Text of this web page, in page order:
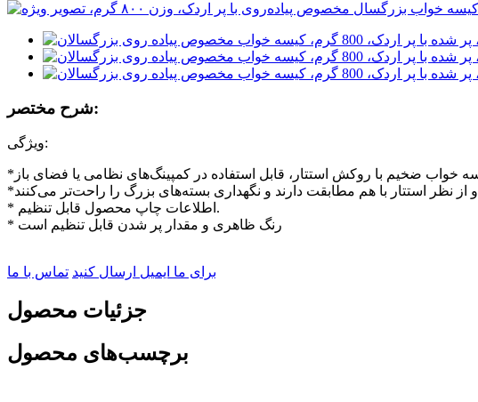
شرح مختصر:
ویژگی:
* اطلاعات چاپ محصول قابل تنظیم.
* رنگ ظاهری و مقدار پر شدن قابل تنظیم است
برای ما ایمیل ارسال کنید تماس با ما
جزئیات محصول
برچسب‌های محصول